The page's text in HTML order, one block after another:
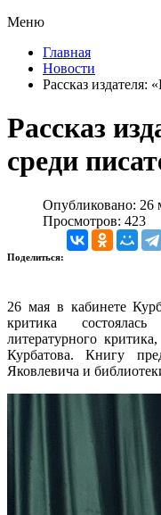
Меню
Главная
Новости
Рассказ издателя:
Рассказ
среди
Опубликовано: 26
Просмотров: 423
Поделиться:
26 мая в кабинете
критика
литературного
Курбатова. Книгу
Яковлевича и